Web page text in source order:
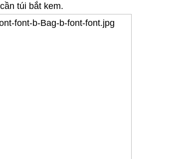
túi bắt kem.